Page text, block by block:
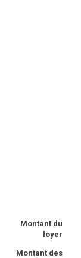
Montant du
loyer
Montant des